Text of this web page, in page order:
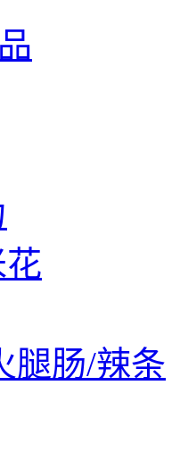
腿肠/辣条